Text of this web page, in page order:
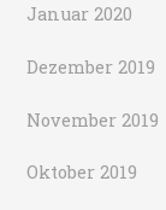
Januar 2020
Dezember 2019
November 2019
Oktober 2019